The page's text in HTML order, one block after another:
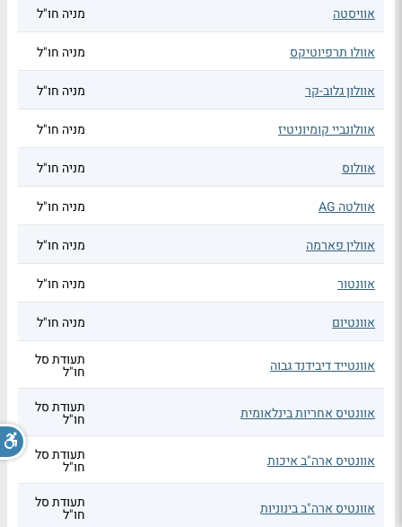
אוויסטה מניה חו"ל
אוולו תרפיוטיקס מניה חו"ל
אוולון גלוב-קר מניה חו"ל
אוולונביי קומיוניטיז מניה חו"ל
אוולוס מניה חו"ל
אוולטה AG מניה חו"ל
אוולין פארמה מניה חו"ל
אוונטור מניה חו"ל
אוונטיום מניה חו"ל
אוונטייד דיבידנד גבוה תעודת סל
חו"ל
אוונטיס אחריות בינלאומית תעודת סל
חו"ל
אוונטיס ארה"ב איכות תעודת סל
חו"ל
אוונטיס ארה"ב בינוניות תעודת סל
חו"ל